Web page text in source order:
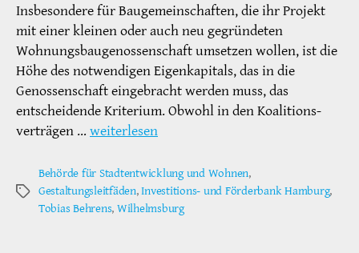
Insbesondere für Baugemeinschaften, die ihr Projekt
mit einer kleinen oder auch neu gegründeten
Wohnungsbaugenossenschaft umsetzen wollen, ist die
Höhe des notwendigen Eigenkapitals, das in die
Genossenschaft eingebracht werden muss, das
entscheidende Kriterium. Obwohl in den Koalitions­
verträgen … weiterlesen
Schlagwörter
Behörde für Stadtentwicklung und Wohnen,
Gestaltungsleitfäden,Investitions- und Förderbank Hamburg,
Tobias Behrens, Wilhelmsburg